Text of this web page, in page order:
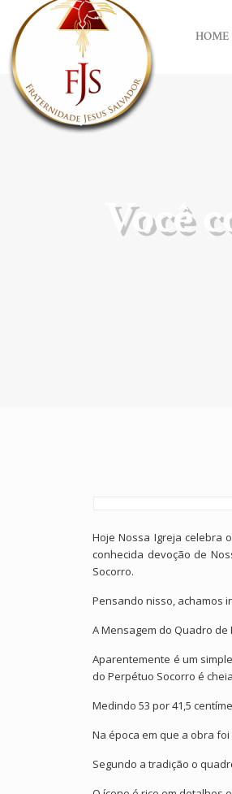
HOME
Você
Hoje Nossa Igreja celebra
conhecida devoção de
Socorro.
Pensando nisso, achamos
A Mensagem do Quadro
Aparentemente é um
do Perpétuo Socorro é
Medindo 53 por 41,5
Na época em que a obra
Segundo a tradição o